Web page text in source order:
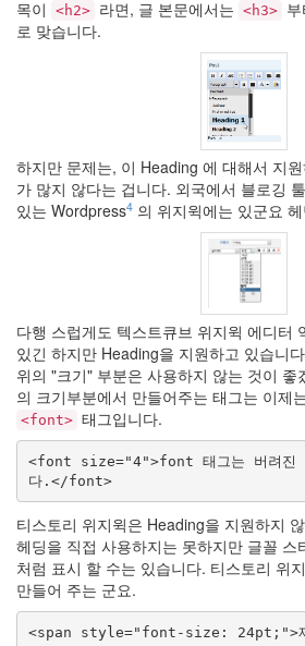
목이 <h2> 라면, 글 본문에서는 <h3>
로 맞습니다.
하지만 문제는, 이 Heading 에 대해서 지
가 많지 않다는 겁니다. 외국에서 블로깅
있는 Wordpress4 의 위지윅에는 있군요
다행 스럽게도 텍스트큐브 위지윅 에디터
있긴 하지만 Heading을 지원하고 있습니
위의 크기 부분은 사용하지 않는 것이 좋
의 크기부분에서 만들어주는 태그는 이제
<font> 태그입니다.
<font size="4">font 태그는 버려진
다.</font>
티스토리 위지윅은 Heading을 지원하지
헤딩을 직접 사용하지는 못하지만 글꼴 스
처럼 표시 할 수는 있습니다. 티스토리 위
만들어 주는 군요.
<span style="font-size: 24pt;">
Lindjay
스
탠
크
Summer
도
Presto
Article
Ashanti